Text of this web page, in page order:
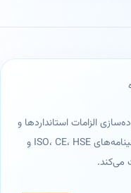
مشاوره، پیاده‌سازی الزامات استانداردها و
همراهی سازمان‌ها برای دریافت انواع گواهینامه‌های ISO، CE، HSE و
می‌کند.